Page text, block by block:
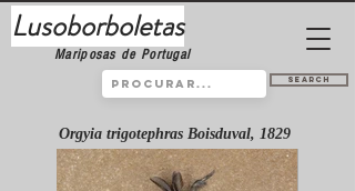
Lusoborboletas
Mariposas de Portugal
Search
Orgyia trigotephras Boisduval, 1829